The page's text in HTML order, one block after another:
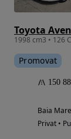
Toyota
1998 cm3 • 126
Promovat
150
Baia
Privat •